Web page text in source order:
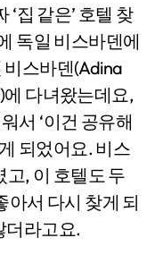
독일 비스바덴에
스바덴(Adina
다녀왔는데요,
서 ‘이건 공유해
되었어요. 비스
고, 이 호텔도 두
아서 다시 찾게 되
더라고요.